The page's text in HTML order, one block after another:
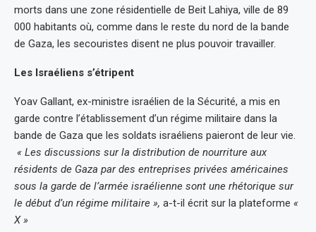
morts dans une zone résidentielle de Beit Lahiya, ville de 89
000 habitants où, comme dans le reste du nord de la bande
de Gaza, les secouristes disent ne plus pouvoir travailler.
Les Israéliens s’étripent
Yoav Gallant, ex-ministre israélien de la Sécurité, a mis en
garde contre l’établissement d’un régime militaire dans la
bande de Gaza que les soldats israéliens paieront de leur vie.
« Les discussions sur la distribution de nourriture aux
résidents de Gaza par des entreprises privées américaines
sous la garde de l’armée israélienne sont une rhétorique sur
le début d’un régime militaire », a-t-il écrit sur la plateforme «
X »